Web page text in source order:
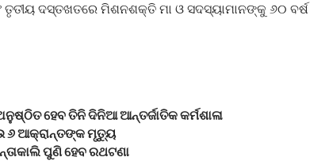
ତୃତୀୟ ଦସ୍ତଖତରେ ମିଶନଶକ୍ତି ମା ଓ ସଦସ୍ୟାମାନଙ୍କୁ ୬୦ ବର୍ଷ
ହେବ ତିନି ଦିନିଆ ଆନ୍ତର୍ଜାତିକ କର୍ମଶାଳା
୬ ଆକ୍ରାନ୍ତଙ୍କ ମୃତ୍ୟୁ
ପୁଣି ହେବ ରଥଟଣା